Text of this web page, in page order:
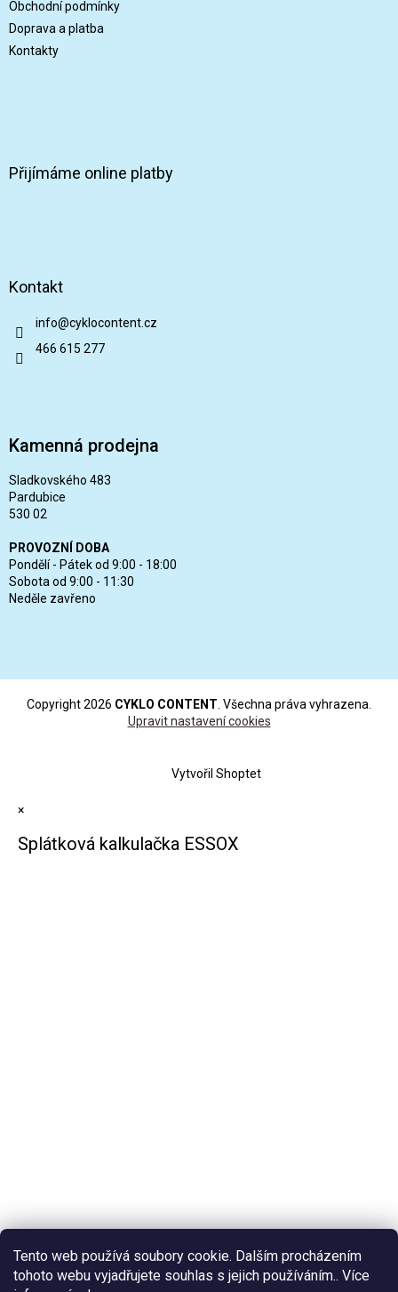
Tento web používá soubory cookie. Dalším procházením
tohoto webu vyjadřujete souhlas s jejich používáním.. Více
Obchodní podmínky
Doprava a platba
Kontakty
Přijímáme online platby
Kontakt
info@cyklocontent.cz
466 615 277
Kamenná prodejna
Sladkovského 483
Pardubice
530 02
PROVOZNÍ DOBA
Pondělí - Pátek od 9:00 - 18:00
Sobota od 9:00 - 11:30
Neděle zavřeno
Vytvořil Shoptet
Copyright 2026 CYKLO CONTENT . Všechna práva vyhrazena.
Upravit nastavení cookies
×
Splátková kalkulačka ESSOX